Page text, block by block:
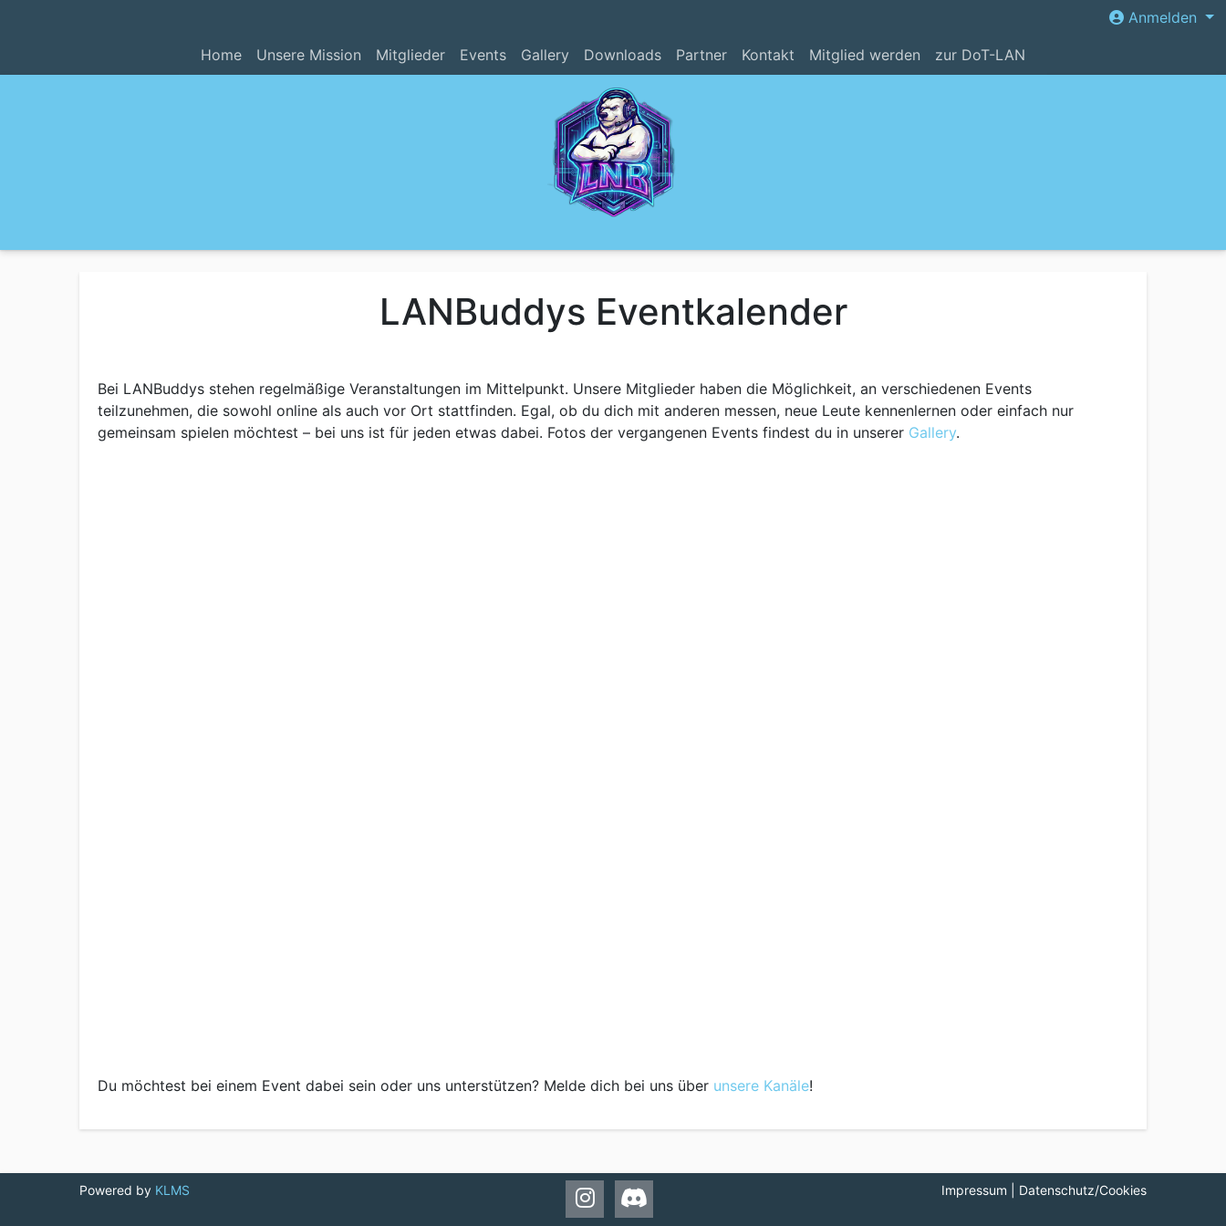
Anmelden
Home Unsere Mission Mitglieder Events Gallery Downloads Partner Kontakt Mitglied werden zur DoT-LAN
LANBuddys Eventkalender
Bei LANBuddys stehen regelmäßige Veranstaltungen im Mittelpunkt. Unsere Mitglieder haben die Möglichkeit, an verschiedenen Events
teilzunehmen, die sowohl online als auch vor Ort stattfinden. Egal, ob du dich mit anderen messen, neue Leute kennenlernen oder einfach nur
gemeinsam spielen möchtest – bei uns ist für jeden etwas dabei. Fotos der vergangenen Events findest du in unserer Gallery.
Du möchtest bei einem Event dabei sein oder uns unterstützen? Melde dich bei uns über unsere Kanäle!
Powered by KLMS Impressum Datenschutz/Cookies